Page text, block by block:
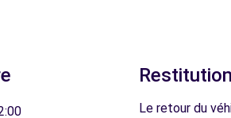
Le retour du